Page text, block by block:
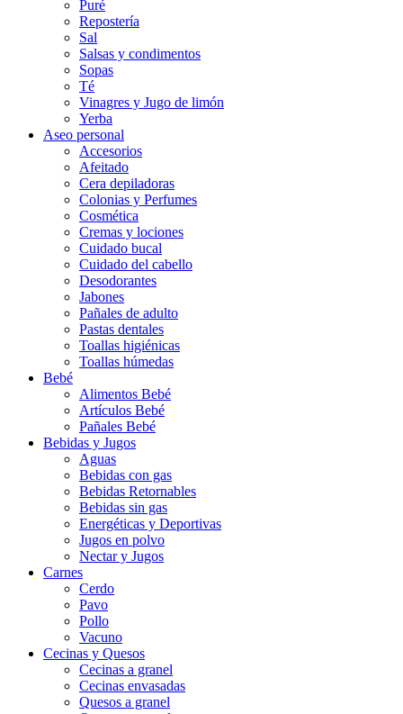
Puré
Repostería
Sal
Salsas y condimentos
Sopas
Té
Vinagres y Jugo de limón
Yerba
Aseo personal
Accesorios
Afeitado
Cera depiladoras
Colonias y Perfumes
Cosmética
Cremas y lociones
Cuidado bucal
Cuidado del cabello
Desodorantes
Jabones
Pañales de adulto
Pastas dentales
Toallas higiénicas
Toallas húmedas
Bebé
Alimentos Bebé
Artículos Bebé
Pañales Bebé
Bebidas y Jugos
Aguas
Bebidas con gas
Bebidas Retornables
Bebidas sin gas
Energéticas y Deportivas
Jugos en polvo
Nectar y Jugos
Carnes
Cerdo
Pavo
Pollo
Vacuno
Cecinas y Quesos
Cecinas a granel
Cecinas envasadas
Quesos a granel